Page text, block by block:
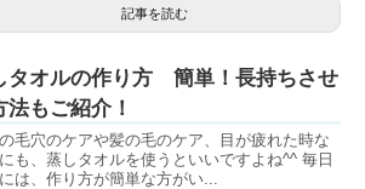
記事を読む
タオルの作り方 簡単！長持ちさせ
法もご紹介！
毛穴のケアや髪の毛のケア、目が疲れた時な
も、蒸しタオルを使うといいですよね^^ 毎日
は、作り方が簡単な方がい...